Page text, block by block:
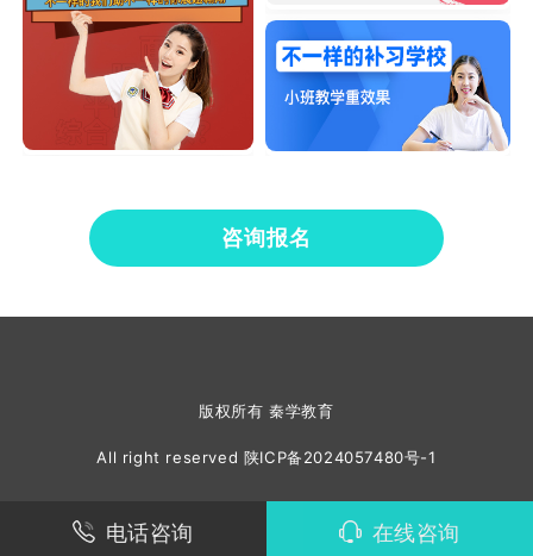
咨询报名
版权所有 秦学教育
All right reserved 陕ICP备2024057480号-1
电话咨询 在线咨询